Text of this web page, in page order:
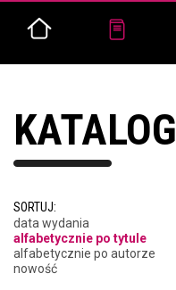
KATALOG
SORTUJ:
data wydania
alfabetycznie po tytule
alfabetycznie po autorze
nowość